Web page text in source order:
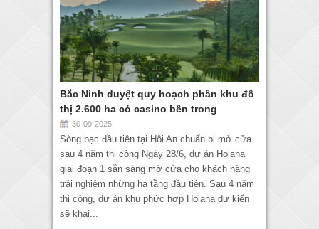
Bắc Ninh duyệt quy hoạch phân khu đô
thị 2.600 ha có casino bên trong
30-09-2025
Sòng bạc đầu tiên tại Hội An chuẩn bị mở cửa
sau 4 năm thi công Ngày 28/6, dự án Hoiana
giai đoạn 1 sẵn sàng mở cửa cho khách hàng
trải nghiệm những hạ tầng đầu tiên. Sau 4 năm
thi công, dự án khu phức hợp Hoiana dự kiến
sẽ khai...